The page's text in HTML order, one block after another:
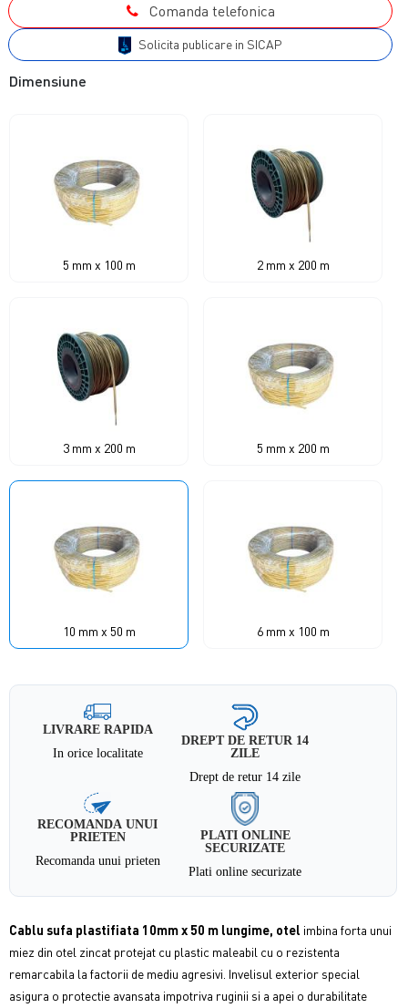
Comanda telefonica
Solicita publicare in SICAP
Dimensiune
5 mm x 100 m 2 mm x 200 m
3 mm x 200 m 5 mm x 200 m
10 mm x 50 m 6 mm x 100 m
LIVRARE RAPIDA
In orice localitate
DREPT DE RETUR 14
ZILE
Drept de retur 14 zile
RECOMANDA UNUI
PRIETEN
Recomanda unui prieten
PLATI ONLINE
SECURIZATE
Plati online securizate
Cablu sufa plastifiata 10mm x 50 m lungime, otel imbina forta unui
miez din otel zincat protejat cu plastic maleabil cu o rezistenta
remarcabila la factorii de mediu agresivi. Invelisul exterior special
asigura o protectie avansata impotriva ruginii si a apei o durabilitate